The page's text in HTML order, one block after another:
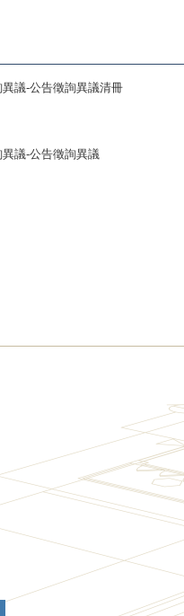
議-公告徵詢異議清冊
議-公告徵詢異議